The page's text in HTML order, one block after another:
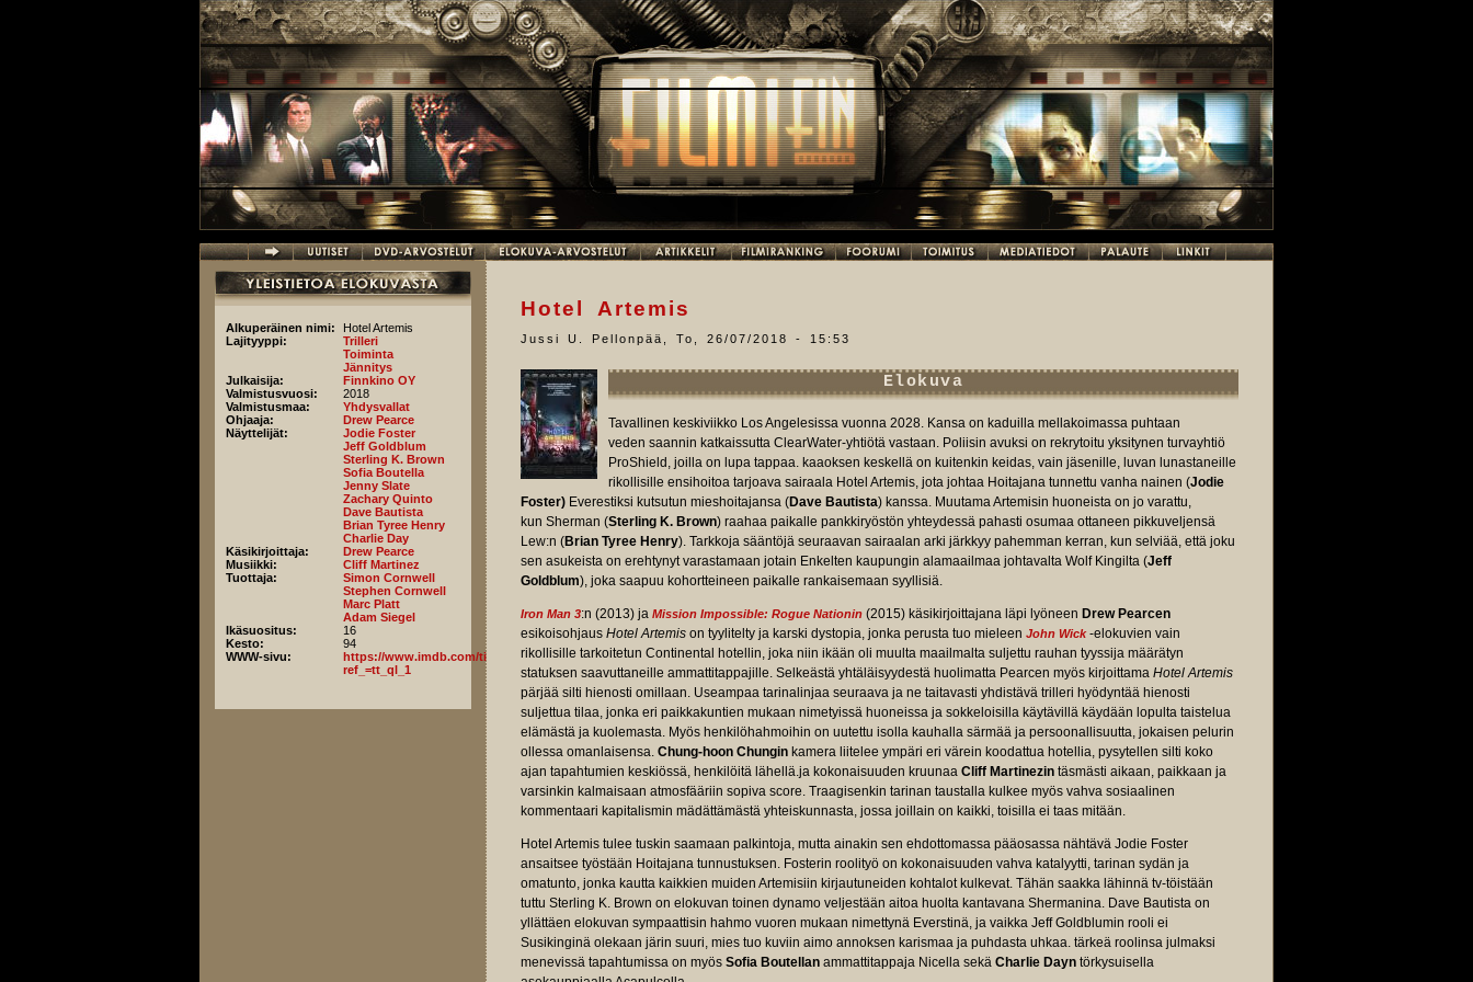
Alkuperäinen nimi:
Hotel Artemis
Lajityyppi:
Trilleri
Toiminta
Jännitys
Julkaisija:
Finnkino OY
Valmistusvuosi:
2018
Valmistusmaa:
Yhdysvallat
Ohjaaja:
Drew Pearce
Näyttelijät:
Jodie Foster
Jeff Goldblum
Sterling K. Brown
Sofia Boutella
Jenny Slate
Zachary Quinto
Dave Bautista
Brian Tyree Henry
Charlie Day
Käsikirjoittaja:
Drew Pearce
Musiikki:
Cliff Martinez
Tuottaja:
Simon Cornwell
Stephen Cornwell
Marc Platt
Adam Siegel
Ikäsuositus:
16
Kesto:
94
WWW-sivu:
https://www.imdb.com/title/tt5834262/fullcredits?
ref_=tt_ql_1
Hotel Artemis
Jussi U. Pellonpää To, 26/07/2018 - 15:53
Elokuva
Tavallinen keskiviikko Los Angelesissa vuonna 2028. Kansa on kaduilla mellakoimassa puhtaan
veden saannin katkaissutta ClearWater-yhtiötä vastaan. Poliisin avuksi on rekrytoitu yksitynen turvayhtiö
ProShield, joilla on lupa tappaa. kaaoksen keskellä on kuitenkin keidas, vain jäsenille, luvan lunastaneille
rikollisille ensihoitoa tarjoava sairaala Hotel Artemis, jota johtaa Hoitajana tunnettu vanha nainen (Jodie
Foster) Everestiksi kutsutun mieshoitajansa (Dave Bautista) kanssa. Muutama Artemisin huoneista on jo varattu,
kun Sherman (Sterling K. Brown) raahaa paikalle pankkiryöstön yhteydessä pahasti osumaa ottaneen pikkuveljensä
Lew:n (Brian Tyree Henry). Tarkkoja sääntöjä seuraavan sairaalan arki järkkyy pahemman kerran, kun selviää, että joku
sen asukeista on erehtynyt varastamaan jotain Enkelten kaupungin alamaailmaa johtavalta Wolf Kingilta (Jeff
Goldblum), joka saapuu kohortteineen paikalle rankaisemaan syyllisiä.
Iron Man 3:n (2013) ja Mission Impossible: Rogue Nationin (2015) käsikirjoittajana läpi lyöneen Drew Pearcen
esikoisohjaus Hotel Artemis on tyylitelty ja karski dystopia, jonka perusta tuo mieleen John Wick-elokuvien vain
rikollisille tarkoitetun Continental hotellin, joka niin ikään oli muulta maailmalta suljettu rauhan tyyssija määrätyn
statuksen saavuttaneille ammattitappajille. Selkeästä yhtäläisyydestä huolimatta Pearcen myös kirjoittama Hotel Artemis
pärjää silti hienosti omillaan. Useampaa tarinalinjaa seuraava ja ne taitavasti yhdistävä trilleri hyödyntää hienosti
suljettua tilaa, jonka eri paikkakuntien mukaan nimetyissä huoneissa ja sokkeloisilla käytävillä käydään lopulta taistelua
elämästä ja kuolemasta. Myös henkilöhahmoihin on uutettu isolla kauhalla särmää ja persoonallisuutta, jokaisen pelurin
ollessa omanlaisensa. Chung-hoon Chungin kamera liitelee ympäri eri värein koodattua hotellia, pysytellen silti koko
ajan tapahtumien keskiössä, henkilöitä lähellä.ja kokonaisuuden kruunaa Cliff Martinezin täsmästi aikaan, paikkaan ja
varsinkin kalmaisaan atmosfääriin sopiva score. Traagisenkin tarinan taustalla kulkee myös vahva sosiaalinen
kommentaari kapitalismin mädättämästä yhteiskunnasta, jossa joillain on kaikki, toisilla ei taas mitään.
Hotel Artemis tulee tuskin saamaan palkintoja, mutta ainakin sen ehdottomassa pääosassa nähtävä Jodie Foster
ansaitsee työstään Hoitajana tunnustuksen. Fosterin roolityö on kokonaisuuden vahva katalyytti, tarinan sydän ja
omatunto, jonka kautta kaikkien muiden Artemisiin kirjautuneiden kohtalot kulkevat. Tähän saakka lähinnä tv-töistään
tuttu Sterling K. Brown on elokuvan toinen dynamo veljestään aitoa huolta kantavana Shermanina. Dave Bautista on
yllättäen elokuvan sympaattisin hahmo vuoren mukaan nimettynä Everstinä, ja vaikka Jeff Goldblumin rooli ei
Susikinginä olekaan järin suuri, mies tuo kuviin aimo annoksen karismaa ja puhdasta uhkaa. tärkeä roolinsa julmaksi
menevissä tapahtumissa on myös Sofia Boutellan ammattitappaja Nicella sekä Charlie Dayn törkysuisella